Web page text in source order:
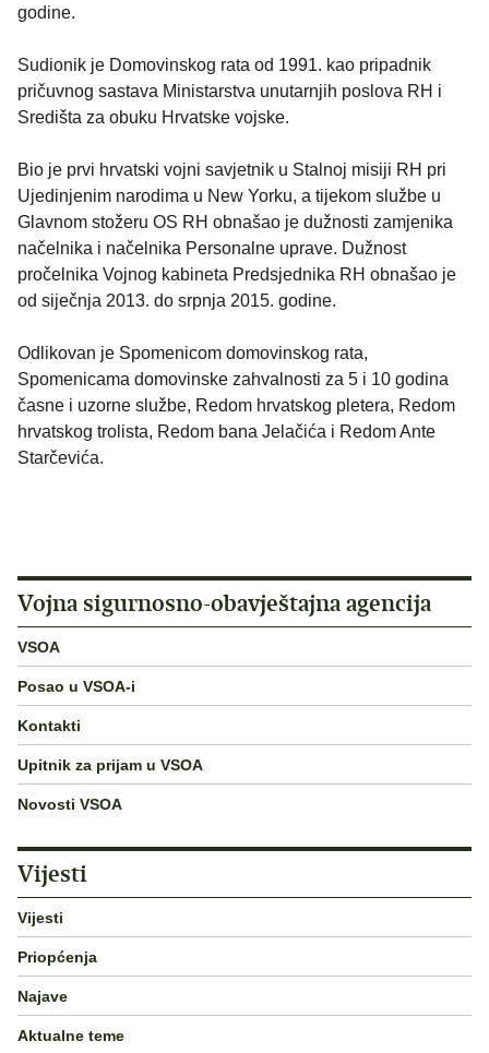
godine.
Sudionik je Domovinskog rata od 1991. kao pripadnik
pričuvnog sastava Ministarstva unutarnjih poslova RH i
Središta za obuku Hrvatske vojske.
Bio je prvi hrvatski vojni savjetnik u Stalnoj misiji RH pri
Ujedinjenim narodima u New Yorku, a tijekom službe u
Glavnom stožeru OS RH obnašao je dužnosti zamjenika
načelnika i načelnika Personalne uprave. Dužnost
pročelnika Vojnog kabineta Predsjednika RH obnašao je
od siječnja 2013. do srpnja 2015. godine.
Odlikovan je Spomenicom domovinskog rata,
Spomenicama domovinske zahvalnosti za 5 i 10 godina
časne i uzorne službe, Redom hrvatskog pletera, Redom
hrvatskog trolista, Redom bana Jelačića i Redom Ante
Starčevića.
Vojna sigurnosno-obavještajna agencija
VSOA
Posao u VSOA-i
Kontakti
Upitnik za prijam u VSOA
Novosti VSOA
Vijesti
Vijesti
Priopćenja
Najave
Aktualne teme